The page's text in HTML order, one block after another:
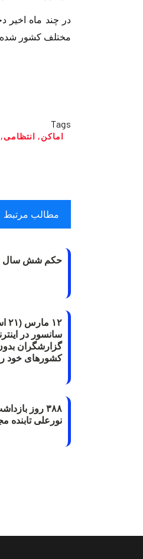
در چند ماه اخیر
مختلف کشور
Tags
اماکن, انتظامی,
مطالب مرتبط
حکم شش سال
سانسور در
کشورهای خود
۳۸۸ روز
نورعلی تابنده